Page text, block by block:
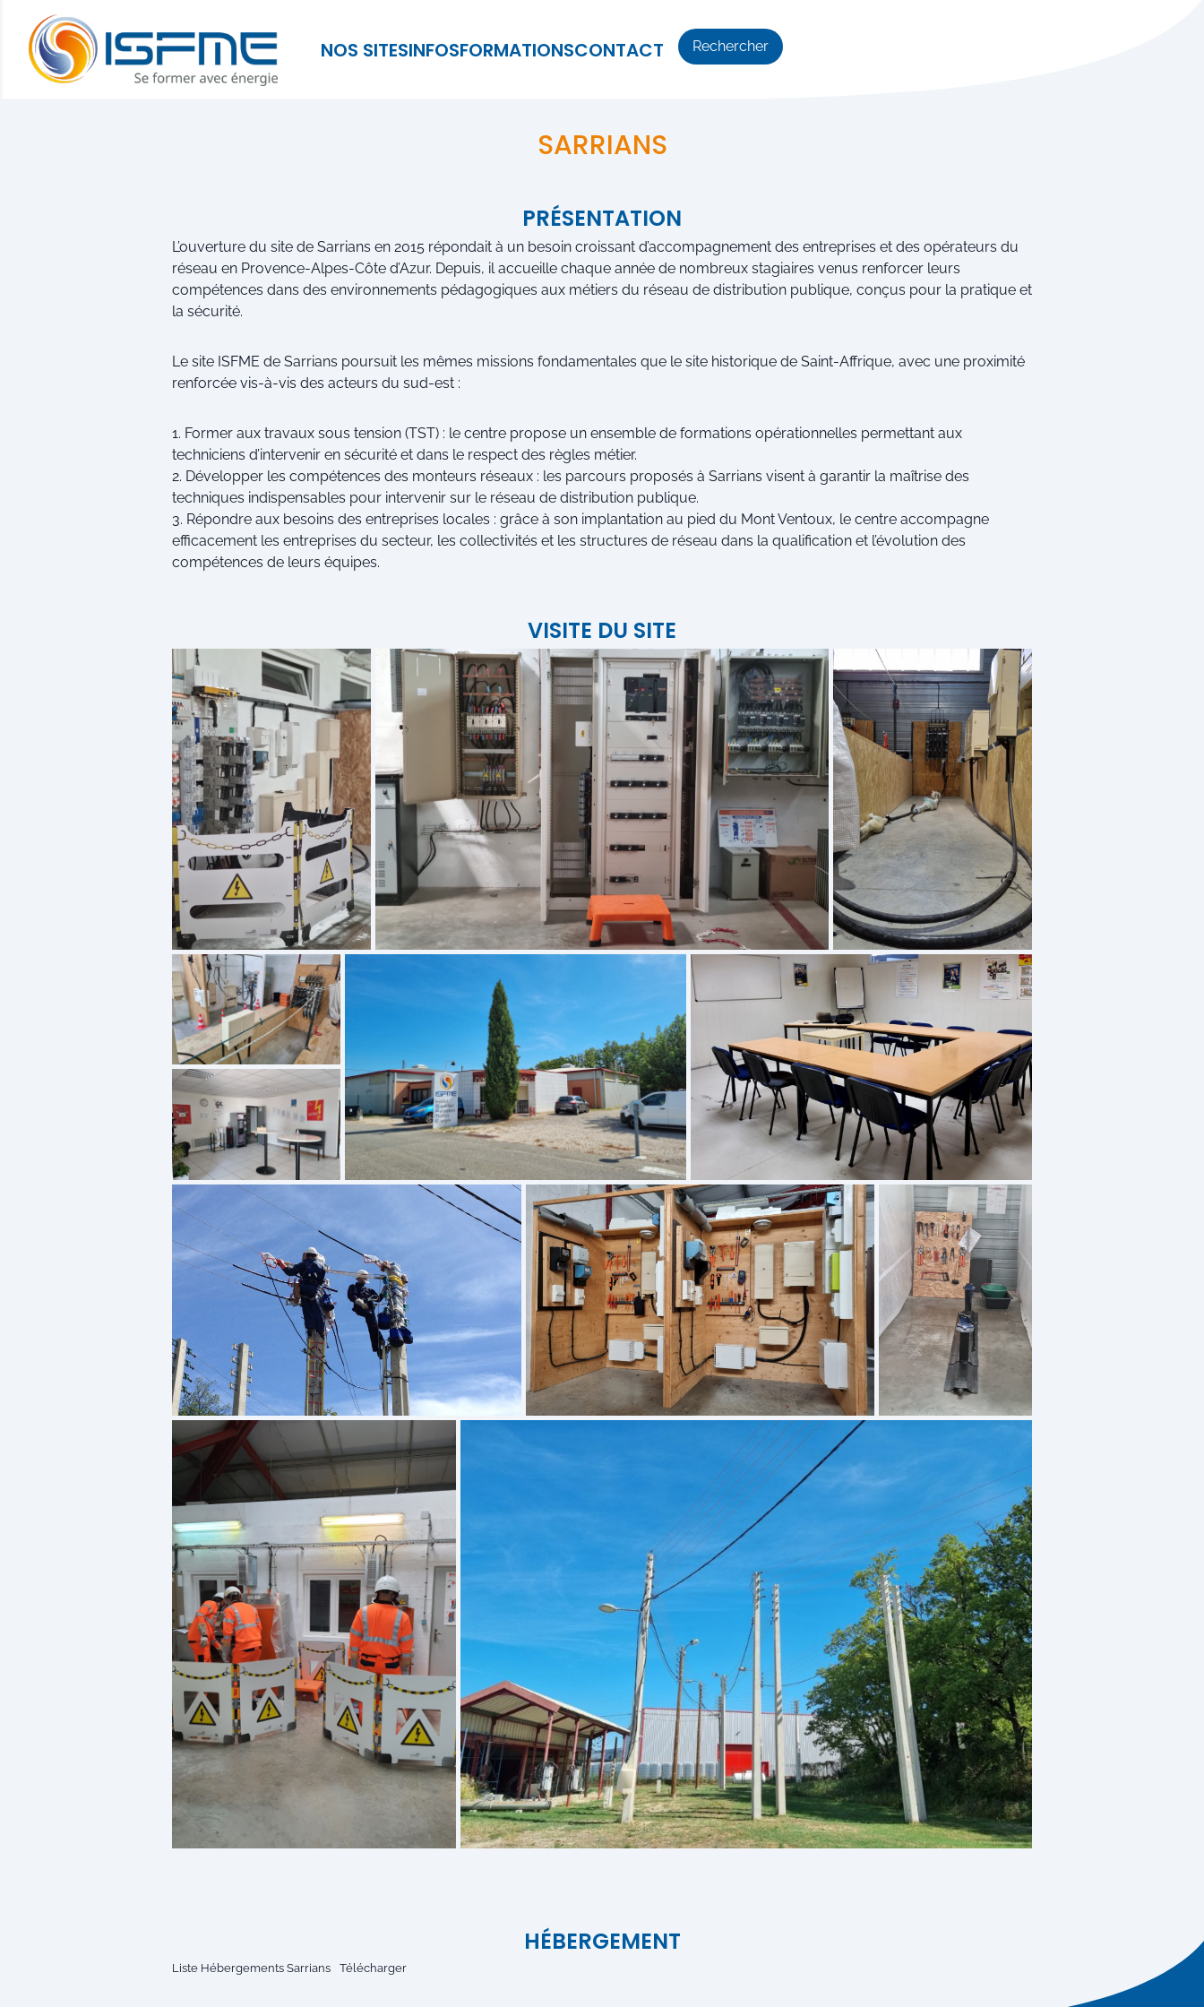
NOS SITESINFOSFORMATIONSCONTACT Rechercher
SARRIANS
PRÉSENTATION
L’ouverture du site de Sarrians en 2015 répondait à un besoin croissant d’accompagnement des entreprises et des opérateurs du
réseau en Provence-Alpes-Côte d’Azur. Depuis, il accueille chaque année de nombreux stagiaires venus renforcer leurs
compétences dans des environnements pédagogiques aux métiers du réseau de distribution publique, conçus pour la pratique et
la sécurité.
Le site ISFME de Sarrians poursuit les mêmes missions fondamentales que le site historique de Saint-Affrique, avec une proximité
renforcée vis-à-vis des acteurs du sud-est :
Former aux travaux sous tension (TST) : le centre propose un ensemble de formations opérationnelles permettant aux
techniciens d’intervenir en sécurité et dans le respect des règles métier.
Développer les compétences des monteurs réseaux : les parcours proposés à Sarrians visent à garantir la maîtrise des
techniques indispensables pour intervenir sur le réseau de distribution publique.
Répondre aux besoins des entreprises locales : grâce à son implantation au pied du Mont Ventoux, le centre accompagne
efficacement les entreprises du secteur, les collectivités et les structures de réseau dans la qualification et l’évolution des
compétences de leurs équipes.
VISITE DU SITE
HÉBERGEMENT
Liste Hébergements Sarrians Télécharger